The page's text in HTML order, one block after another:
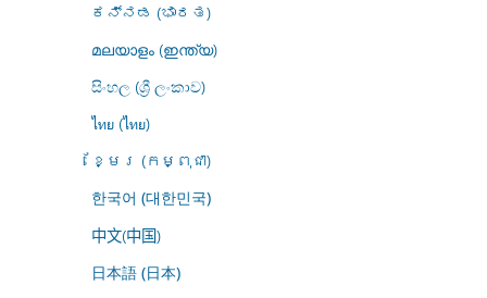
ಕನ್ನಡ (ಭಾರತ)
മലയാളം (ഇന്ത്യ)
සිංහල (ශ්‍රී ලංකාව)
ไทย (ไทย)
ខ្មែរ (កម្ពុជា)
한국어 (대한민국)
中文(中国)
日本語 (日本)